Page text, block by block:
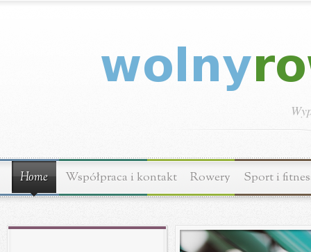
Home Współpraca i kontakt Rowery Sport i